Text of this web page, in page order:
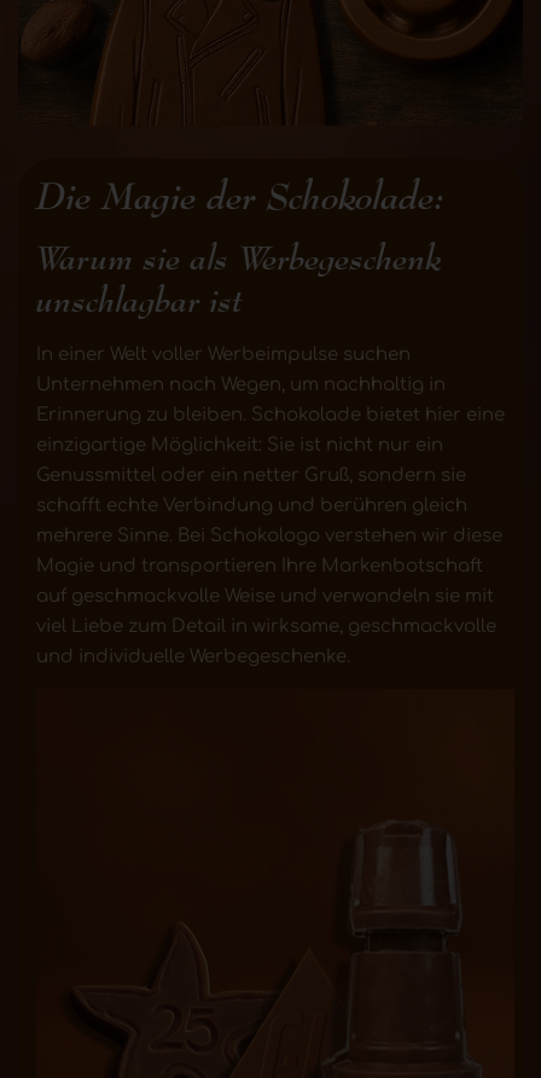
Die Magie der Schokolade:
Warum sie als Werbegeschenk
unschlagbar ist
In einer Welt voller Werbeimpulse suchen
Unternehmen nach Wegen, um nachhaltig in
Erinnerung zu bleiben. Schokolade bietet hier eine
einzigartige Möglichkeit: Sie ist nicht nur ein
Genussmittel oder ein netter Gruß, sondern sie
schafft echte Verbindung und berühren gleich
mehrere Sinne. Bei Schokologo verstehen wir diese
Magie und transportieren Ihre Markenbotschaft
auf geschmackvolle Weise und verwandeln sie mit
viel Liebe zum Detail in wirksame, geschmackvolle
und individuelle Werbegeschenke.